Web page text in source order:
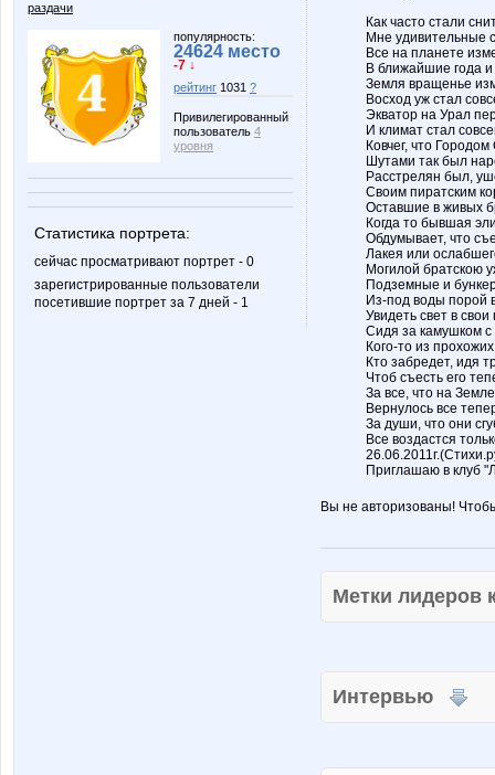
раздачи
популярность:
24624 место
-7 ↓
рейтинг 1031 ?
Привилегированный
пользователь 4
уровня
Статистика портрета:
сейчас просматривают портрет - 0
зарегистрированные пользователи
посетившие портрет за 7 дней - 1
Как часто стали
Мне удивительные
Все на планете
В ближайшие года
Земля вращенье
Восход уж стал
Экватор на Урал
И климат стал
Ковчег, что
Шутами так был
Расстрелян был,
Своим пиратским
Оставшие в живых
Когда то бывшая
Обдумывает, что
Лакея или
Могилой братскою
Подземные и
Из-под воды порой
Увидеть свет в свои
Сидя за камушком с
Кого-то из
Кто забредет, идя
Чтоб съесть его
За все, что на
Вернулось все
За души, что они
Все воздастся
Приглашаю в клуб
Вы не авторизованы!
Метки
Интервью